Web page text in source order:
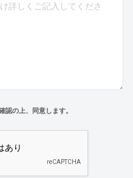
認の上、同意します。